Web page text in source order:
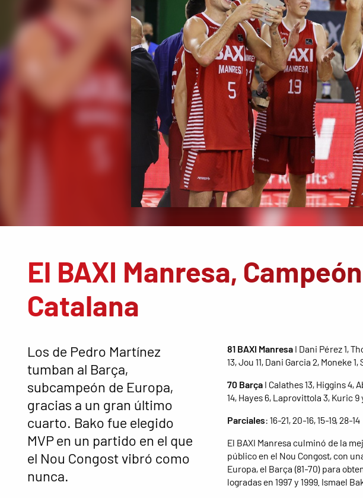
El BAXI Manresa,
Catalana
Los de Pedro Martínez
tumban al Barça,
subcampeón de Europa,
gracias a un gran último
cuarto. Bako fue elegido
MVP en un partido en el que
el Nou Congost vibró como
nunca.
81 BAXI ManresaI Dani Pérez 1,
13, Jou 11, Dani Garcia 2, Moneke
70 BarçaI Calathes 13, Higgins 4,
14, Hayes 6, Laprovittola 3, Kuric
Parciales: 16-21, 20-16, 15-19, 28-14
El BAXI Manresa culminó de la
público en el Nou Congost, con
Europa, el Barça (81-70) para
logradas en 1997 y 1999. Ismael